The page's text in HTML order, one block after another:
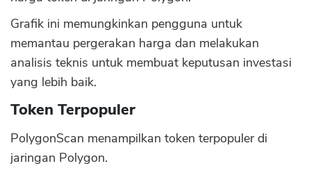
Grafik ini memungkinkan pengguna untuk
memantau pergerakan harga dan melakukan
analisis teknis untuk membuat keputusan investasi
yang lebih baik.
Token Terpopuler
PolygonScan menampilkan token terpopuler di
jaringan Polygon.